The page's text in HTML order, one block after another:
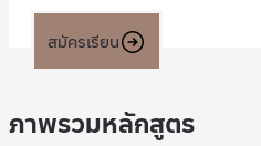
สมัครเรียน
ภาพรวมหลักสูตร